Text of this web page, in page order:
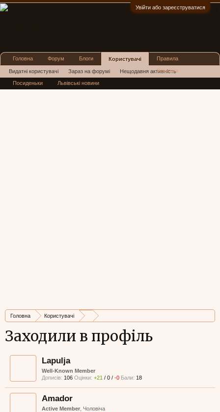
Увійти або зареєструватися
Головна Користувачі
Заходили в профіль
Lapulja
Well-Known Member
Дописів: 106 Оцінки: +21 / 0 / -0 Бали: 18
Amador
Active Member , Чоловіча
Головна Форум Блоги Користувачі
Видатні користувачі Зараз на форумі Нещодавня активність
Нові повідомлення профілю
Правила
Реклама
Посиденьки Львівські новини